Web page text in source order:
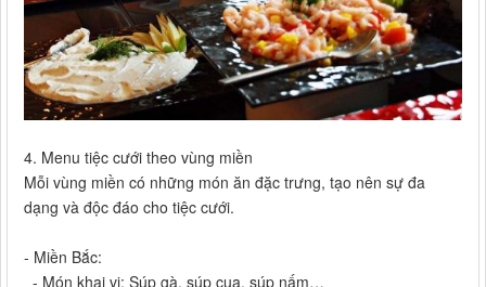
4. Menu tiệc cưới theo vùng miền
Mỗi vùng miền có những món ăn đặc trưng, tạo nên sự đa
dạng và độc đáo cho tiệc cưới.
- Miền Bắc:
- Món khai vị: Súp gà, súp cua, súp nấm…